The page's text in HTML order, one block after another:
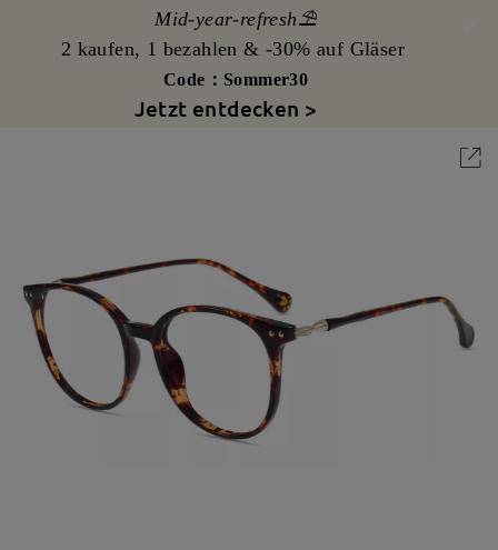
Mid-year-refresh⛱️
2 kaufen, 1 bezahlen & -30% auf Gläser
Code：Sommer30
Jetzt entdecken >